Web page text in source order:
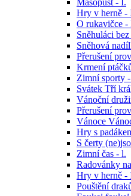
Masopust - I.
Hry v herně -
O rukavičce -
Sněhuláci
Sněhová
Přerušení
Krmení
Zimní sporty
Svátek Tří
Vánoční
Přerušení
Vánoce
Hry s
S čerty
Zimní čas - l.
Radovánky
Hry v herně -
Pouštění